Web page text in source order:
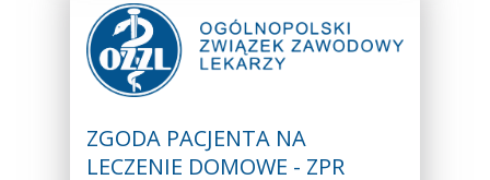
ZGODA PACJENTA NA
LECZENIE DOMOWE - ZPR